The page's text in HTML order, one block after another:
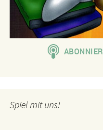
Spiel mit uns!